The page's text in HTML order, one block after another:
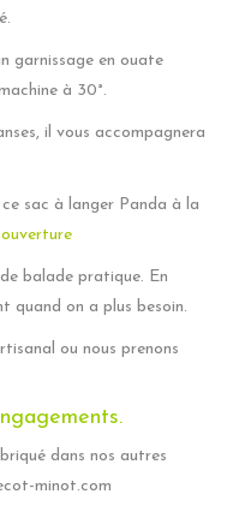
garnissage en ouate
à 30°.
il vous accompagnera
sac à langer Panda à la
balade pratique. En
quand on a plus besoin.
ou nous prenons
dans nos autres
minot.com